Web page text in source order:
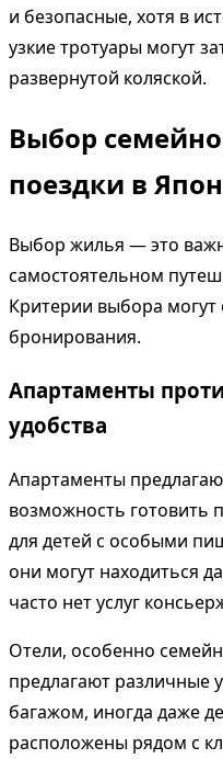
и безопасные, хотя в
узкие тротуары могут
развернутой коляской.
Выбор
поездки в
Выбор жилья — это
самостоятельном
Критерии выбора могут
бронирования.
Апартаменты
удобства
Апартаменты
возможность готовить
для детей с особыми
они могут находиться
часто нет услуг
Отели, особенно
предлагают различные
багажом, иногда даже
расположены рядом с